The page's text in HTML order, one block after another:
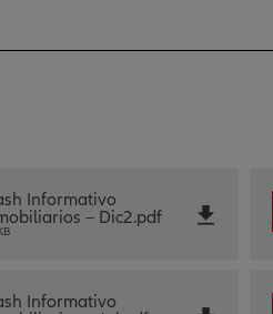
Informativo
– Dic2.pdf
Informativo